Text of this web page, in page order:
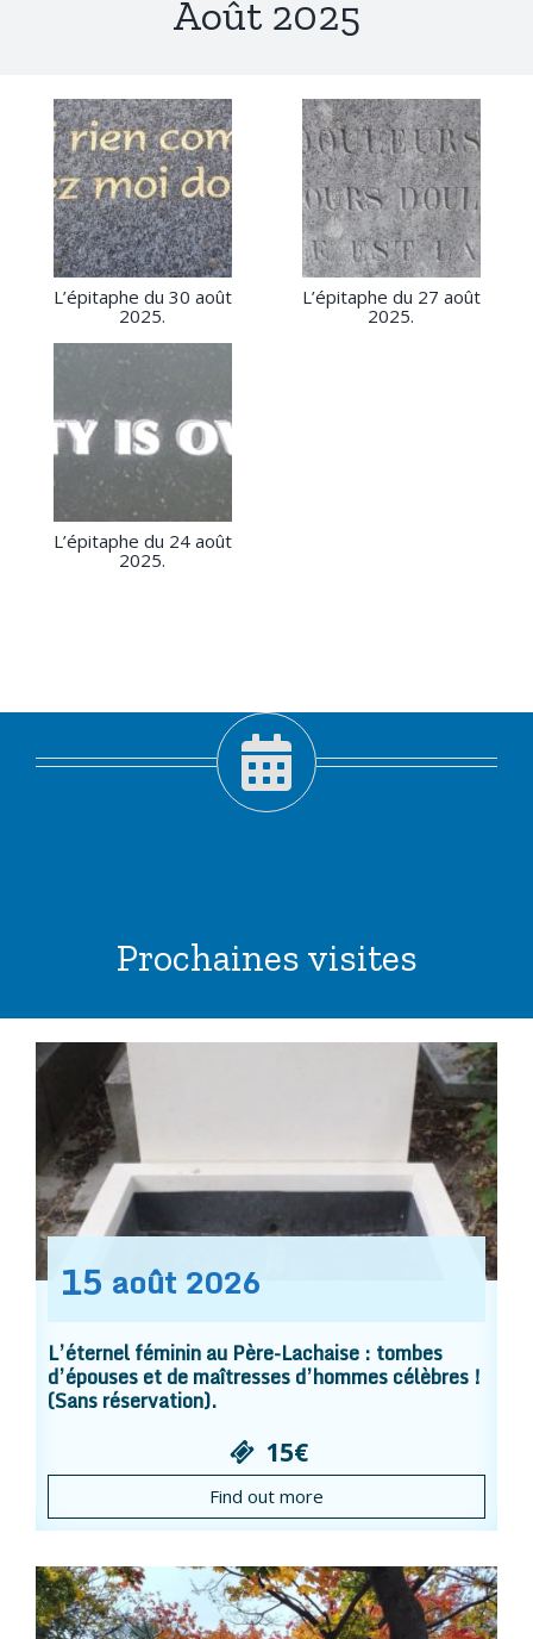
Août 2025
L’épitaphe du 30 août
2025.
L’épitaphe du 27 août
2025.
L’épitaphe du 24 août
2025.
Prochaines visites
15 août 2026
L’éternel féminin au Père-Lachaise : tombes
d’épouses et de maîtresses d’hommes célèbres !
(Sans réservation).
15€
Find out more